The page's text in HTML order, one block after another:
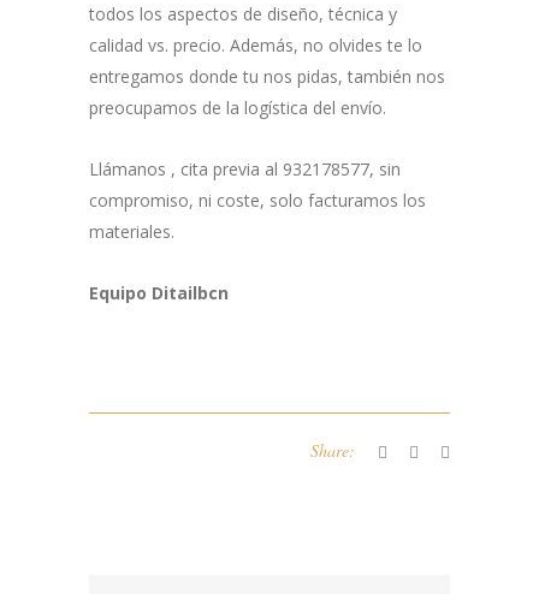
todos los aspectos de diseño, técnica y
calidad vs. precio. Además, no olvides te lo
entregamos donde tu nos pidas, también nos
preocupamos de la logística del envío.
Llámanos , cita previa al 932178577, sin
compromiso, ni coste, solo facturamos los
materiales.
Equipo Ditailbcn
Share: